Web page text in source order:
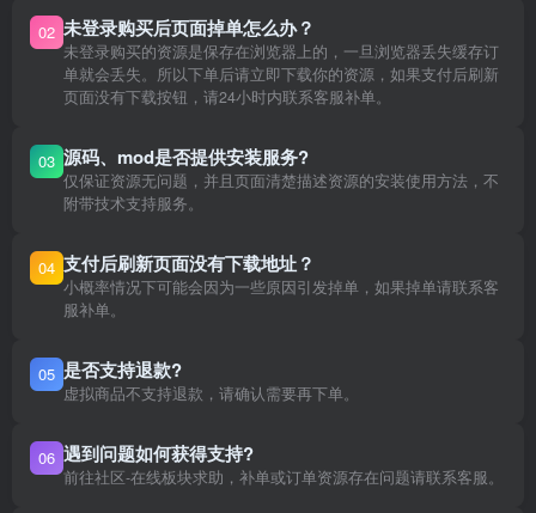
02 未登录购买后页面掉单怎么办？
未登录购买的资源是保存在浏览器上的，一旦浏览器丢失缓存订
单就会丢失。所以下单后请立即下载你的资源，如果支付后刷新
页面没有下载按钮，请24小时内联系客服补单。
03 源码、mod是否提供安装服务?
仅保证资源无问题，并且页面清楚描述资源的安装使用方法，不
附带技术支持服务。
04 支付后刷新页面没有下载地址？
小概率情况下可能会因为一些原因引发掉单，如果掉单请联系客
服补单。
05 是否支持退款?
虚拟商品不支持退款，请确认需要再下单。
06 遇到问题如何获得支持?
前往社区-在线板块求助，补单或订单资源存在问题请联系客服。